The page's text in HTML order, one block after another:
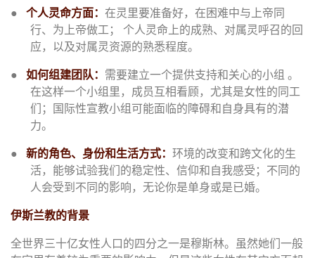
● 个人灵命方面： 在灵里要准备好，在困难中与上帝同
行、为上帝做工； 个人灵命上的成熟、对属灵呼召的回
应，以及对属灵资源的熟悉程度。
● 如何组建团队： 需要建立一个提供支持和关心的小组 。
在这样一个小组里，成员互相看顾，尤其是女性的同工
们；国际性宣教小组可能面临的障碍和自身具有的潜
力。
● 新的角色、身份和生活方式： 环境的改变和跨文化的生
活，能够试验我们的稳定性、信仰和自我感受；不同的
人会受到不同的影响，无论你是单身或是已婚。
伊斯兰教的背景
全世界三十亿女性人口的四分之一是穆斯林。虽然她们一般